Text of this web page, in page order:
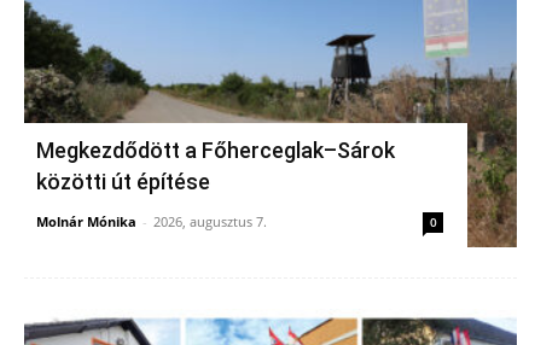
Megkezdődött a Főherceglak–Sárok
közötti út építése
Molnár Mónika - 2026, augusztus 7. 0